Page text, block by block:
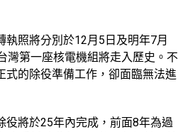
執照將分別於12月5日及明年7月
灣第一座核電機組將走入歷史。不
式的除役準備工作，卻面臨無法進
役將於25年內完成，前面8年為過